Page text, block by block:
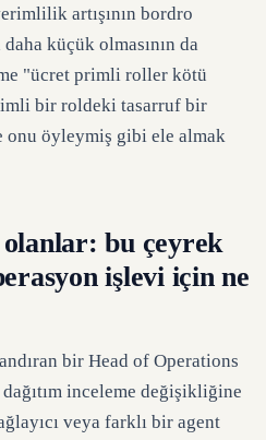
artışının bordro
küçük olmasının da
"ücret primli roller kötü
bir roldeki tasarruf bir
onu öyleymiş gibi ele almak
bu çeyrek
işlevi için ne
bir Head of Operations
inceleme değişikliğine
veya farklı bir agent